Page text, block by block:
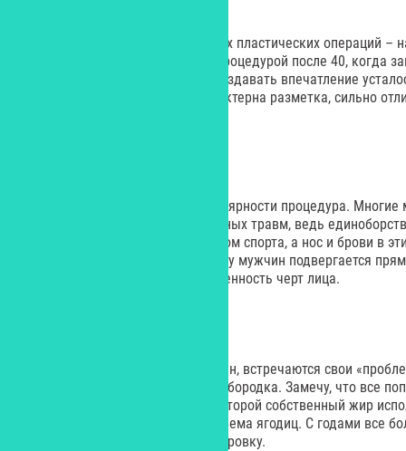
Блефаропластика среди мужских пластических операций
мужчины обращаются за этой процедурой после 40, когда
мешки под глазами начинают создавать впечатление
мужской блефаропластики характерна разметка, сильно
Ринопластика – вторая по популярности процедура.
коррекцией носа после полученных травм, ведь
преимущественно мужским видом спорта, а нос и брови в
всего. Чаще всего исправлению у мужчин подвергается
угол, подчеркивающий мужественность черт лица.
У мужчин, так же, как и у женщин, встречаются свои
удаляется с живота, боков и подбородка. Замечу, что все
липофилинг – процедура, при которой собственный жир
рельефа, например, нужного объема ягодиц. С годами все
выбирают такого рода корректировку.